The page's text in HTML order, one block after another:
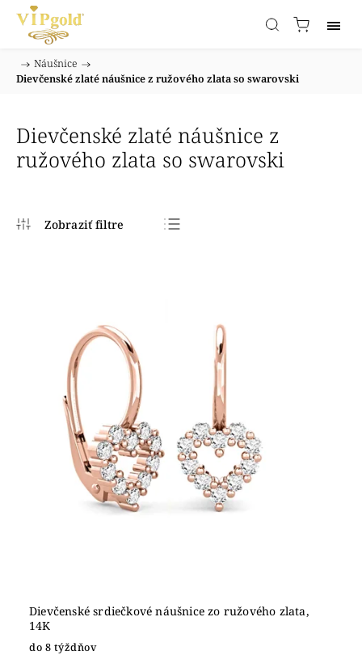
Domov
/ Náušnice /
Dievčenské zlaté náušnice z ružového zlata so swarovski
Dievčenské zlaté náušnice z
ružového zlata so swarovski
Abecedne
Dievčenské srdiečkové náušnice zo ružového zlata,
14K
do 8 týždňov